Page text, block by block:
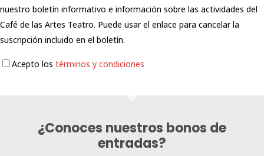
nuestro boletín informativo e información sobre las actividades del
Café de las Artes Teatro. Puede usar el enlace para cancelar la
suscripción incluido en el boletín.
Acepto los términos y condiciones
¿Conoces nuestros bonos de
entradas?